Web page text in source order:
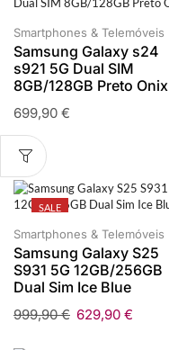
Smartphones & Telemóveis
Samsung Galaxy s24
s921 5G Dual SIM
8GB/128GB Preto Onix
699,90 €
SALE
Smartphones & Telemóveis
Samsung Galaxy S25
S931 5G 12GB/256GB
Dual Sim Ice Blue
999,90€ 629,90 €